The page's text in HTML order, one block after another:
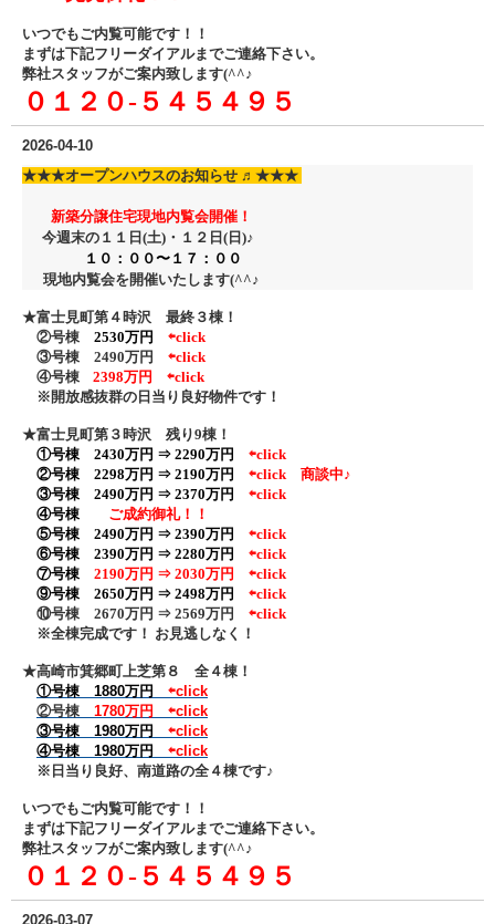
いつでもご内覧可能です！！
まずは下記フリーダイアルまでご連絡下さい。
弊社スタッフがご案内致します(^^♪
０１２０‐５４５４９５
2026-04-10
★★★オープンハウスのお知らせ ♬ ★★★
新築分譲住宅現地内覧会開催！
今週末の１１日(土)・１２日 (日)♪
１０：００〜１７：００
現地内覧会を開催いたします(^^♪
★富士見町第４時沢 最終３棟！
②号棟 2530万円
⇦click
③号棟 2490万円 ⇦click
④号棟
2398万円 ⇦click
※開放感抜群の日当り良好物件です！
★富士見町第３時沢 残り9棟！
①号棟 2430万円 ⇒ 2290万円
⇦click
②号棟
2298万円 ⇒ 2190万円 ⇦click
商談中♪
③号棟 2490万円 ⇒ 2370万円
⇦click
④号棟
ご成約御礼！！
⑤号棟 2490万円 ⇒ 2390万円
⇦click
⑥号棟 2390万円 ⇒ 2280万円
⇦click
⑦号棟
2190万円 ⇒ 2030万円 ⇦click
⑨号棟 2650万円 ⇒ 2498万円
⇦click
⑩号棟 2670万円 ⇒ 2569万円 ⇦click
※全棟完成です！ お見逃しなく！
★高崎市箕郷町上芝第８ 全４棟！
①号棟 1880万円
⇦click
②号棟 1780万円
⇦click
③号棟 1980万円
⇦click
④号棟 1980万円
⇦click
※日当り良好、南道路の全４棟です♪
いつでもご内覧可能です！！
まずは下記フリーダイアルまでご連絡下さい。
弊社スタッフがご案内致します(^^♪
０１２０‐５４５４９５
2026-03-07